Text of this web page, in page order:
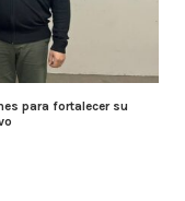
para fortalecer su